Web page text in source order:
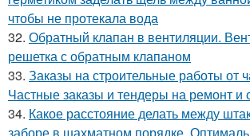
чтобы не протекала вода
32. Обратный клапан в вентиляции.
решетка с обратным клапаном
33. Заказы на строительные работы от
Частные заказы и тендеры на ремонт и
34. Какое расстояние делать между